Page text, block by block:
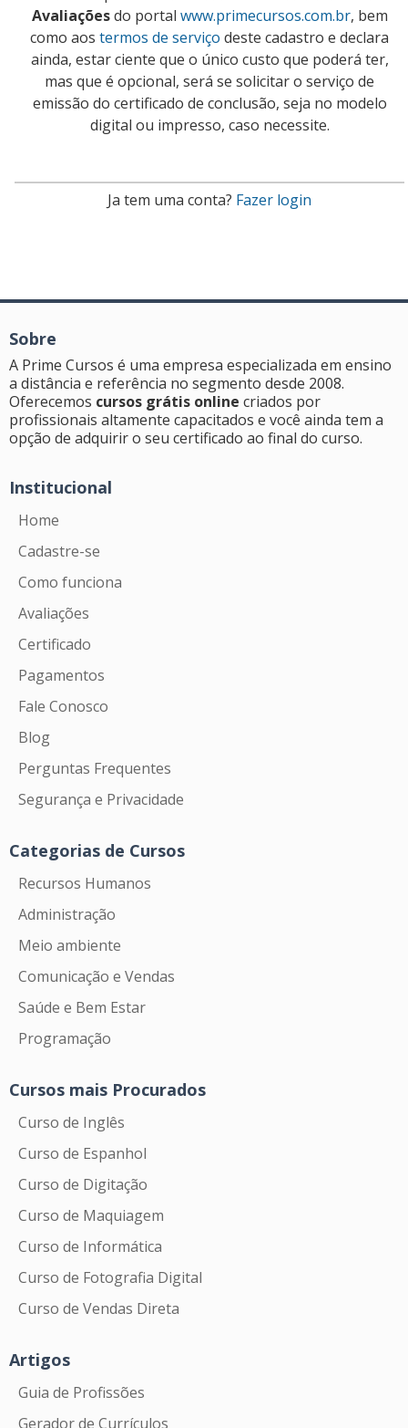
Avaliaçõesdo portal www.primecursos.com.br, bem
como aos termos de serviço deste cadastro e declara
ainda, estar ciente que o único custo que poderá ter,
mas que é opcional, será se solicitar o serviço de
emissão do certificado de conclusão, seja no modelo
digital ou impresso, caso necessite.
Ja tem uma conta? Fazer login
Sobre
A Prime Cursos é uma empresa especializada em ensino
a distância e referência no segmento desde 2008.
Oferecemos cursos grátis online criados por
profissionais altamente capacitados e você ainda tem a
opção de adquirir o seu certificado ao final do curso.
Institucional
Home
Cadastre-se
Como funciona
Avaliações
Certificado
Pagamentos
Fale Conosco
Blog
Perguntas Frequentes
Segurança e Privacidade
Categorias de Cursos
Recursos Humanos
Administração
Meio ambiente
Comunicação e Vendas
Saúde e Bem Estar
Programação
Cursos mais Procurados
Curso de Inglês
Curso de Espanhol
Curso de Digitação
Curso de Maquiagem
Curso de Informática
Curso de Fotografia Digital
Curso de Vendas Direta
Artigos
Guia de Profissões
Gerador de Currículos